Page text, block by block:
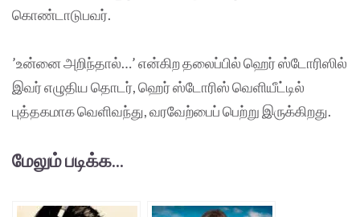
கொண்டாடுபவர்.
’உன்னை அறிந்தால்…’ என்கிற தலைப்பில் ஹெர் ஸ்டோரிஸில்
இவர் எழுதிய தொடர், ஹெர் ஸ்டோரிஸ் வெளியீட்டில்
புத்தகமாக வெளிவந்து, வரவேற்பைப் பெற்று இருக்கிறது.
மேலும் படிக்க...